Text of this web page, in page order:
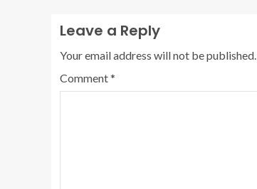
Leave a Reply
Your email address will not be published.
Comment*